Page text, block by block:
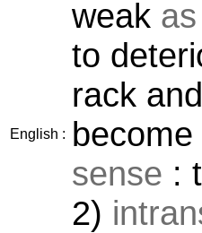
English :
weak
to
rack
sense :
2)